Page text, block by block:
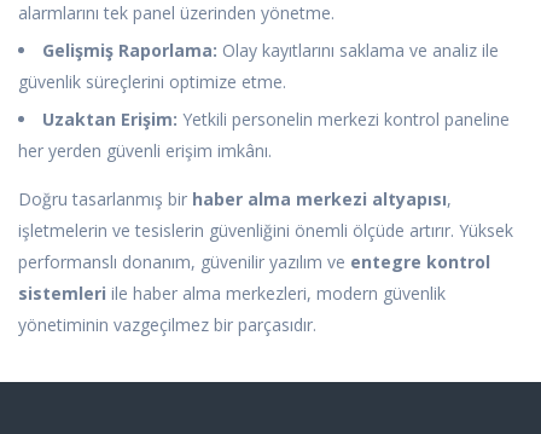
alarmlarını tek panel üzerinden yönetme.
Gelişmiş Raporlama: Olay kayıtlarını saklama ve analiz ile
güvenlik süreçlerini optimize etme.
Uzaktan Erişim: Yetkili personelin merkezi kontrol paneline
her yerden güvenli erişim imkânı.
Doğru tasarlanmış bir haber alma merkezi altyapısı,
işletmelerin ve tesislerin güvenliğini önemli ölçüde artırır. Yüksek
performanslı donanım, güvenilir yazılım ve entegre kontrol
sistemleri ile haber alma merkezleri, modern güvenlik
yönetiminin vazgeçilmez bir parçasıdır.